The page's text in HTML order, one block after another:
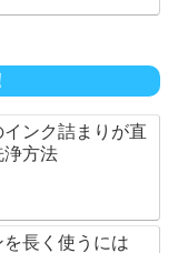
ンク詰まりが直
浄方法
長く使うには